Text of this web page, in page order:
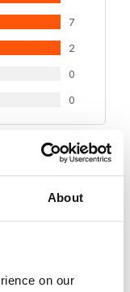
About
on our
7
2
0
0